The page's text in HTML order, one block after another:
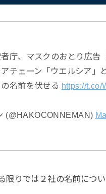
者庁、マスクのおとり広
アチェーン「ウエルシア
名前を伏せる https://t.co/
(@HAKOCONNEMAN)
限りでは２社の名前につ